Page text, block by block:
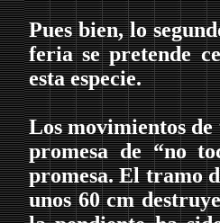
Pues bien, lo
feria se pretende
esta especie.
Los movimientos
promesa de “no
promesa. El tramo
unos 60 cm